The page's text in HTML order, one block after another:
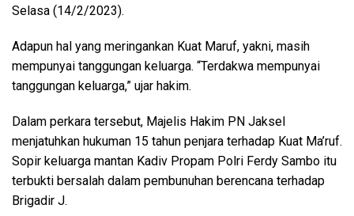
Selasa (14/2/2023).
Adapun hal yang meringankan Kuat Maruf, yakni, masih
mempunyai tanggungan keluarga. “Terdakwa mempunyai
tanggungan keluarga,” ujar hakim.
Dalam perkara tersebut, Majelis Hakim PN Jaksel
menjatuhkan hukuman 15 tahun penjara terhadap Kuat Ma’ruf.
Sopir keluarga mantan Kadiv Propam Polri Ferdy Sambo itu
terbukti bersalah dalam pembunuhan berencana terhadap
Brigadir J.